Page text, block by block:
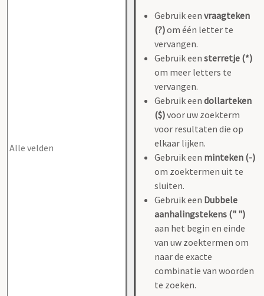
Gebruik een vraagteken
(?)om één letter te
vervangen.
Gebruik een sterretje (*)
om meer letters te
vervangen.
Gebruik een dollarteken
($)voor uw zoekterm
voor resultaten die op
elkaar lijken.
Gebruik een minteken (-)
om zoektermen uit te
sluiten.
Gebruik een Dubbele
aanhalingstekens (" ")
aan het begin en einde
van uw zoektermen om
naar de exacte
combinatie van woorden
te zoeken.